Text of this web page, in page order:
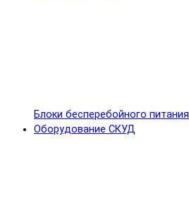
Блоки бесперебойного питания
Оборудование СКУД